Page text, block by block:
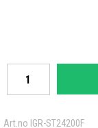
Art.no IGR-ST24200F